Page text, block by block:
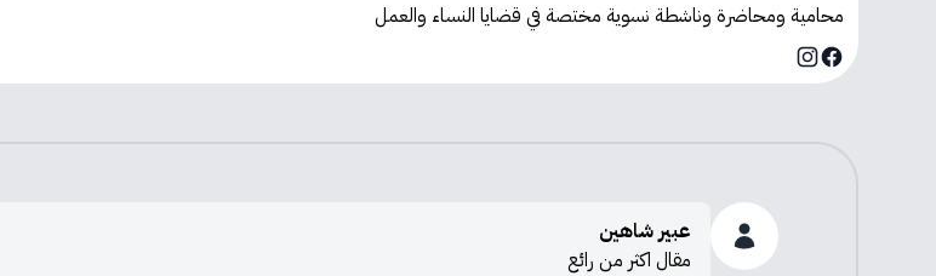
محامية ومحاضرة وناشطة نسوية مختصة في قضايا النساء والعمل
Facebook
Instagram
عبير شاهين
مقال اكثر من رائع